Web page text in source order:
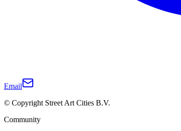
Email
© Copyright Street Art Cities B.V.
Community